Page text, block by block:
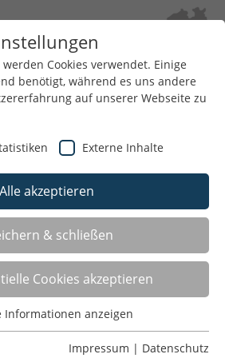
Verantwortung
leben
Cookies verwendet. Einige
benötigt, während es uns andere
auf unserer Webseite zu
Externe Inhalte
Alle akzeptieren
& schließen
Cookies akzeptieren
werden für grundlegende Funktionen
Informationen anzeigen
Impressum | Datenschutz